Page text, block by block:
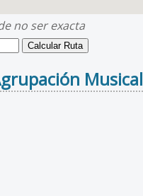
no ser exacta
Musical